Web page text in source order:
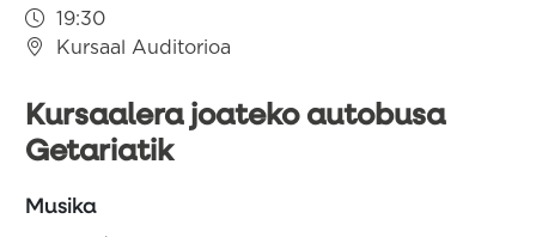
19:30
Kursaal Auditorioa
Kursaalera joateko autobusa
Getariatik
Musika